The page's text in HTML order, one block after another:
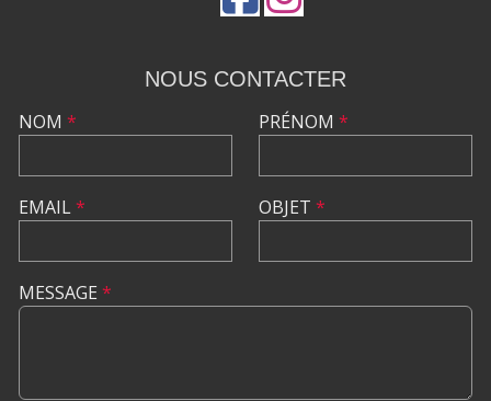
NOUS CONTACTER
NOM *
EMAIL*
PRÉNOM *
OBJET *
MESSAGE *